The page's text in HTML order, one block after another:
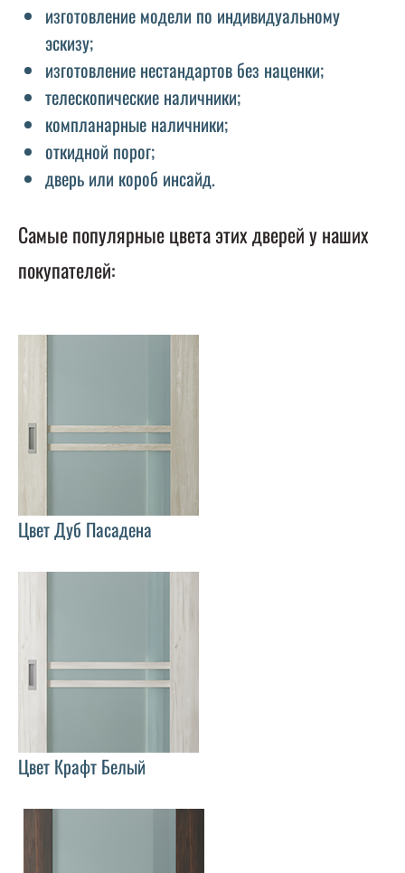
изготовление модели по индивидуальному
эскизу;
изготовление нестандартов без наценки;
телескопические наличники;
компланарные наличники;
откидной порог;
дверь или короб инсайд.
Самые популярные цвета этих дверей у наших
покупателей:
Цвет Дуб Пасадена
Цвет Крафт Белый